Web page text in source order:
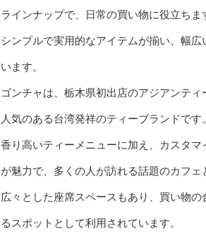
ラインナップで、日常の買い物に役立ちま
シンプルで実用的なアイテムが揃い、幅広
います。
ゴンチャは、栃木県初出店のアジアンティ
人気のある台湾発祥のティーブランドです。
香り高いティーメニューに加え、カスタ
が魅力で、多くの人が訪れる話題のカフェ
広々とした座席スペースもあり、買い物の
るスポットとして利用されています。